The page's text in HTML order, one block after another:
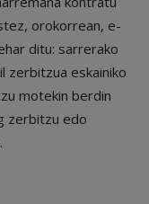
orokorrean, e-
ditu: sarrerako
zerbitzua eskainiko
motekin berdin
zerbitzu edo